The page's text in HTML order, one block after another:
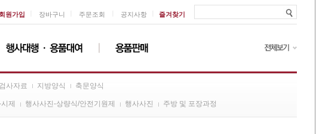
즐겨찾기
회원가입 장바구니 주문조회 공지사항
사자료 지방양식 축문양식
제 행사사진-상량식/안전기원제 행사사진 주방 및 포장과정